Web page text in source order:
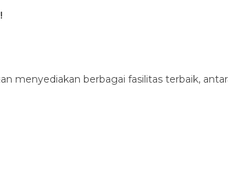
menyediakan berbagai fasilitas terbaik,